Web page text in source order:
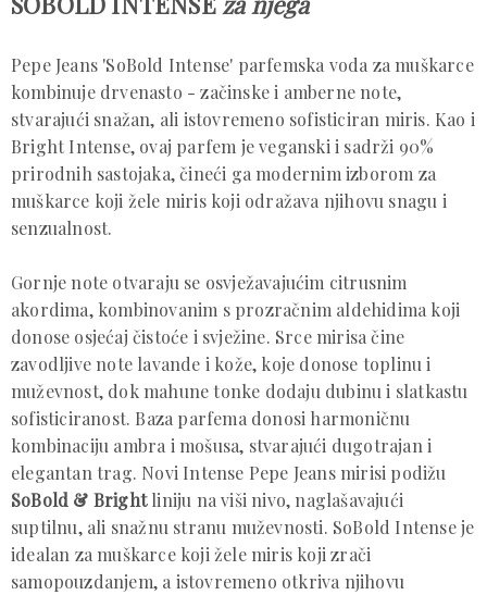
Pepe Jeans 'SoBold Intense' parfemska voda za muškarce
kombinuje drvenasto - začinske i amberne note,
stvarajući snažan, ali istovremeno sofisticiran miris. Kao i
Bright Intense, ovaj parfem je veganski i sadrži 90%
prirodnih sastojaka, čineći ga modernim izborom za
muškarce koji žele miris koji odražava njihovu snagu i
senzualnost.
Gornje note otvaraju se osvježavajućim citrusnim
akordima, kombinovanim s prozračnim aldehidima koji
donose osjećaj čistoće i svježine. Srce mirisa čine
zavodljive note lavande i kože, koje donose toplinu i
muževnost, dok mahune tonke dodaju dubinu i slatkastu
sofisticiranost. Baza parfema donosi harmoničnu
kombinaciju ambra i mošusa, stvarajući dugotrajan i
elegantan trag. Novi Intense Pepe Jeans mirisi podižu
SoBold & Brightliniju na viši nivo, naglašavajući
suptilnu, ali snažnu stranu muževnosti. SoBold Intense je
idealan za muškarce koji žele miris koji zrači
samopouzdanjem, a istovremeno otkriva njihovu